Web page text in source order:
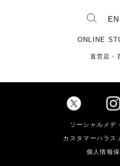
Investor Relations
製品ができるまで
EN
ONLINE
直営店・
ソーシャルメデ
カスタマーハラス
個人情報